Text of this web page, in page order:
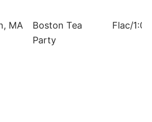
MA
Boston Tea
Party
Flac/